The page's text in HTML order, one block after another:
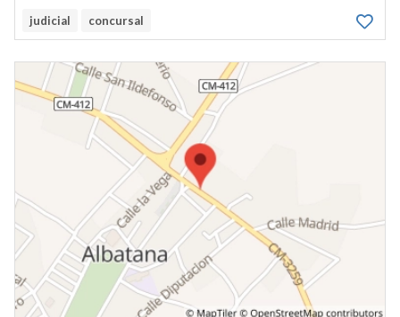
judicial concursal